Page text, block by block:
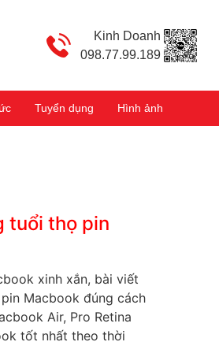
Kinh Doanh
098.77.99.189
Tuyển dụng Hình ảnh
tuổi thọ pin
xinh xắn, bài viết
Macbook đúng cách
Air, Pro Retina
tốt nhất theo thời